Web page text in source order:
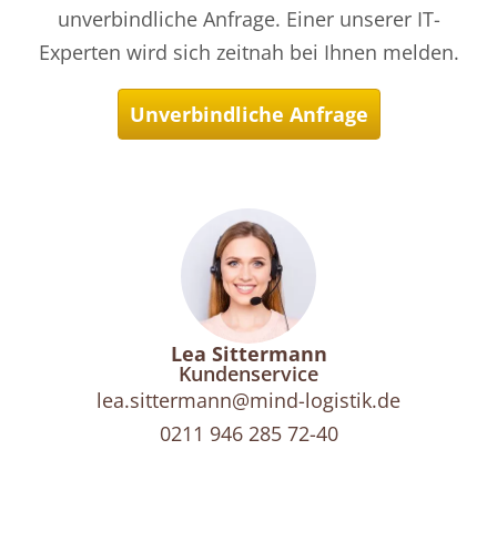
unverbindliche Anfrage. Einer unserer IT-
Experten wird sich zeitnah bei Ihnen melden.
Unverbindliche Anfrage
Lea Sittermann
Kundenservice
lea.sittermann@mind-logistik.de
0211 946 285 72-40